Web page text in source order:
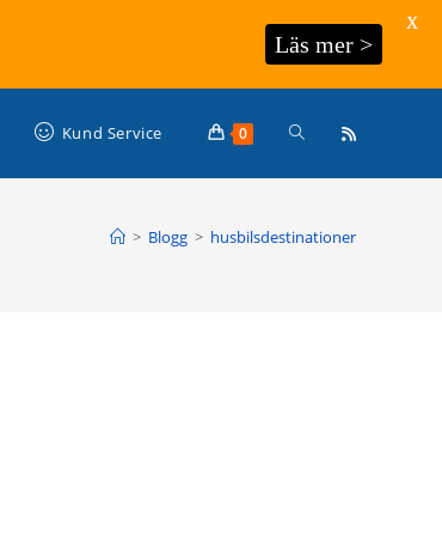
Kund Service 0 Slå
> Blogg > husbilsdestinationer
Läs mer >
X